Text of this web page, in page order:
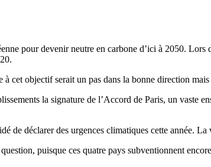
pour devenir neutre en carbone d’ici à 2050.
cet objectif serait un pas dans la bonne direction
la signature de l’Accord de Paris, un vaste
de déclarer des urgences climatiques cette année.
puisque ces quatre pays subventionnent